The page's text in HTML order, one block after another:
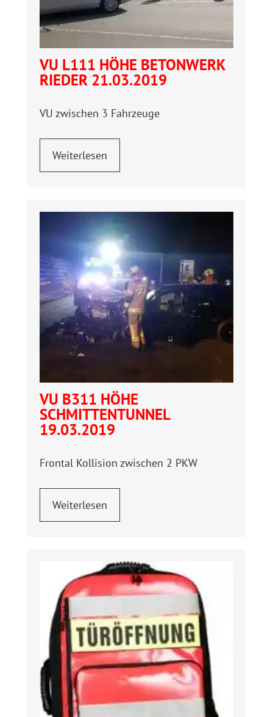
VU L111 HÖHE BETONWERK
RIEDER 21.03.2019
VU zwischen 3 Fahrzeuge
Weiterlesen
VU B311 HÖHE
SCHMITTENTUNNEL
19.03.2019
Frontal Kollision zwischen 2 PKW
Weiterlesen